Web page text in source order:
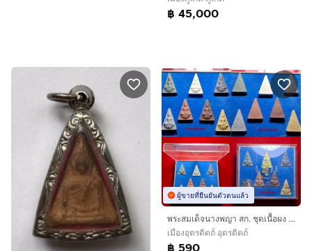
฿ 45,000
ผู้ขายที่ยืนยันตัวตนแล้ว
พระสมเด็จนางพญา สก. ชุดเนื้อผง 7 สี ปี 2547.
เมืองอุตรดิตถ์ อุตรดิตถ์